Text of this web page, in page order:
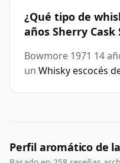
¿Qué tipo de
años Sherry Cask
Bowmore 1971 14
un Whisky escocés
Perfil aromático de